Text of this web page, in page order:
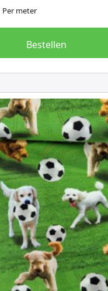
Per meter
Bestellen